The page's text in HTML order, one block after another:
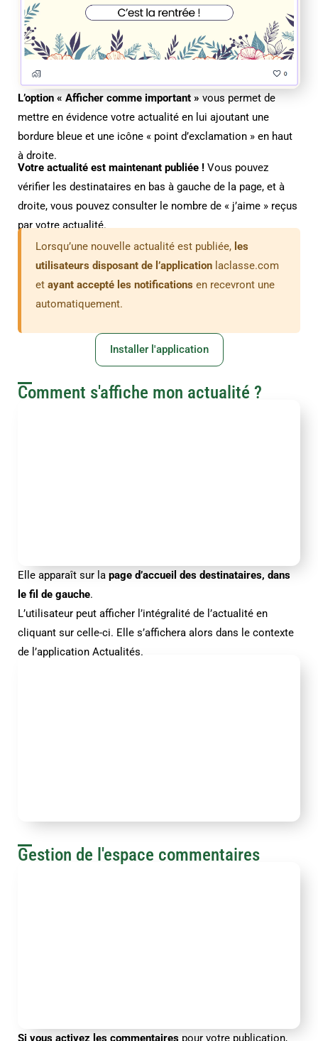
L’option « Afficher comme important » vous permet de
mettre en évidence votre actualité en lui ajoutant une
bordure bleue et une icône « point d’exclamation » en haut
à droite.
Votre actualité est maintenant publiée ! Vous pouvez
vérifier les destinataires en bas à gauche de la page, et à
droite, vous pouvez consulter le nombre de « j’aime » reçus
par votre actualité.
Lorsqu’une nouvelle actualité est publiée, les
utilisateurs disposant de l’application laclasse.com
et ayant accepté les notifications en recevront une
automatiquement.
Installer l'application
Comment s'affiche mon actualité ?
Elle apparaît sur la page d’accueil des destinataires, dans
le fil de gauche.
L’utilisateur peut afficher l’intégralité de l’actualité en
cliquant sur celle-ci. Elle s’affichera alors dans le contexte
de l’application Actualités.
Gestion de l'espace commentaires
Si vous activez les commentaires pour votre publication,